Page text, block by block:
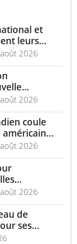
et
leurs
le soutien
de
2026
2026
coule
2026
2026
de la
2026
de
ses